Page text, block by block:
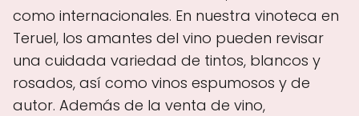
como internacionales. En nuestra vinoteca en
Teruel, los amantes del vino pueden revisar
una cuidada variedad de tintos, blancos y
rosados, así como vinos espumosos y de
autor. Además de la venta de vino,